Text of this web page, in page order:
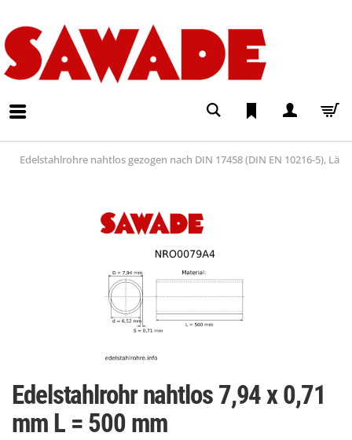
Edelstahlrohre nahtlos gezogen nach DIN 17458 (DIN EN 10216-5),
Edelstahlrohr nahtlos 7,94 x 0,71
mm L = 500 mm